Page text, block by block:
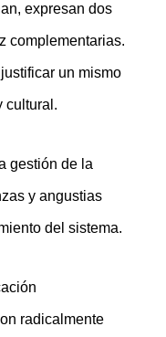
expresan dos
complementarias.
un mismo
cultural.
gestión de la
y angustias
del sistema.
radicalmente